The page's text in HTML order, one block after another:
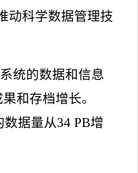
动科学数据管理技
统的数据和信息
和存档增长。
数据量从34 PB增